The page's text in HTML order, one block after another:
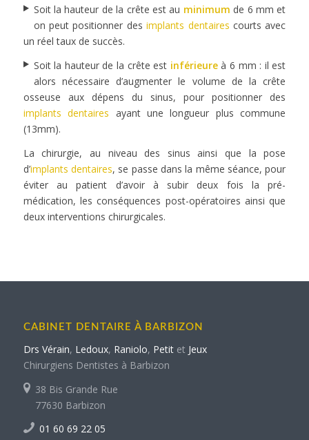
Soit la hauteur de la crête est au minimum de 6 mm et
on peut positionner desimplants dentaires courts avec
un réel taux de succès.
Soit la hauteur de la crête est inférieureà 6 mm : il est
alors nécessaire d’augmenter le volume de la crête
osseuse aux dépens du sinus, pour positionner des
implants dentaires ayant une longueur plus commune
(13mm).
La chirurgie, au niveau des sinus ainsi que la pose
d’implants dentaires, se passe dans la même séance, pour
éviter au patient d’avoir à subir deux fois la pré-
médication, les conséquences post-opératoires ainsi que
deux interventions chirurgicales.
CABINET DENTAIRE À BARBIZON
Drs Vérain, Ledoux, Raniolo, Petitet Jeux
Chirurgiens Dentistes à Barbizon
38 Bis Grande Rue
77630 Barbizon
01 60 69 22 05